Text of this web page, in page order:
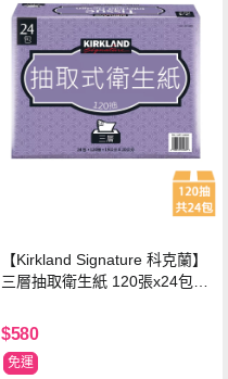
【Kirkland Signature 科克蘭】
三層抽取衛生紙 120張x24包x1
$580
免運